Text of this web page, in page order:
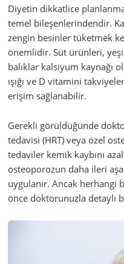
Diyetin dikkatlice
temel bileşenlerindendir.
zengin besinler tüketmek
önemlidir. Süt ürünleri,
balıklar kalsiyum kaynağı
ışığı ve D vitamini
erişim sağlanabilir.
Gerekli görüldüğünde
tedavisi (HRT) veya özel
tedaviler kemik kaybını
osteoporozun daha ileri
uygulanır. Ancak herhangi
önce doktorunuzla detaylı